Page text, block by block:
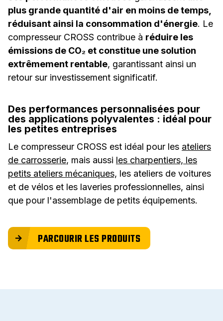
plus grande quantité d'air en moins de temps,
réduisant ainsi la consommation d'énergie. Le
compresseur CROSS contribue à réduire les
émissions de CO₂ et constitue une solution
extrêmement rentable, garantissant ainsi un
retour sur investissement significatif.
Des performances personnalisées pour
des applications polyvalentes : idéal pour
les petites entreprises
Le compresseur CROSS est idéal pour les ateliers
de carrosserie, mais aussi les charpentiers, les
petits ateliers mécaniques, les ateliers de voitures
et de vélos et les laveries professionnelles, ainsi
que pour l'assemblage de petits équipements.
PARCOURIR LES PRODUITS